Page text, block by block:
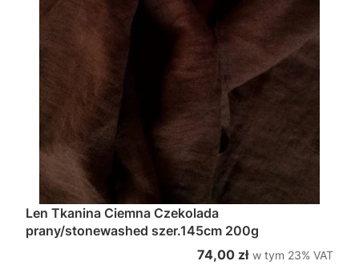
Len Tkanina Ciemna Czekolada
prany/stonewashed szer.145cm 200g
Cena brutto
74,00 zł w tym %s VAT
w tym 23% VAT